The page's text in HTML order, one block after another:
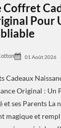
Coffret
Pour
01 Août 2026
Cadeaux
Original : Un
ses Parents La
magique et